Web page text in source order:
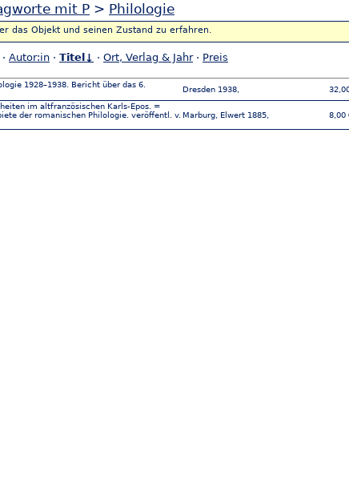
mit P > Philologie
das Objekt und seinen Zustand zu erfahren.
· Autor:in · Titel↓ · Ort, Verlag & Jahr· Preis
1928–1938. Bericht über das 6.
Dresden 1938,
im altfranzösischen Karls-Epos. =
der romanischen Philologie. veröffentl. v. Marburg, Elwert 1885, 8,00